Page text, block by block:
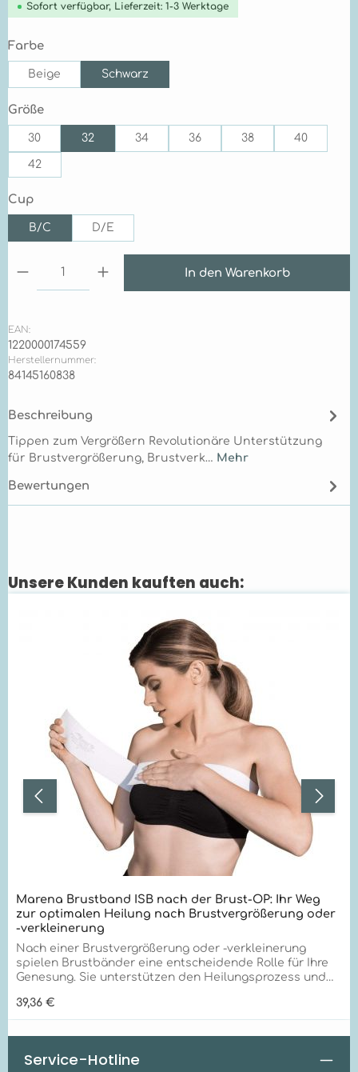
Sofort verfügbar, Lieferzeit: 1-3 Werktage
Farbeauswählen
Beige Schwarz
Größeauswählen
30 32 34 36 38 40
42
Cupauswählen
B/C D/E
Produkt Anzahl: Gib den gewünschten Wert
In den Warenkorb
EAN:
1220000174559
Herstellernummer:
84145160838
Beschreibung
Tippen zum Vergrößern Revolutionäre Unterstützung
für Brustvergrößerung, Brustverk… Mehr
Bewertungen
Produktgalerie überspringen
Unsere Kunden kauften auch:
Marena Brustband ISB nach der Brust-OP: Ihr Weg
zur optimalen Heilung nach Brustvergrößerung oder
-verkleinerung
Nach einer Brustvergrößerung oder -verkleinerung
spielen Brustbänder eine entscheidende Rolle für Ihre
Genesung. Sie unterstützen den Heilungsprozess und
Hier erfahren Sie alles Wichtige über die Anwendung
und Vorteile dieser speziellen Hilfsmittel. Warum
Brustbänder? Optimale Unterstützung für Ihre neue
Brustoperation die Verwendung eines Brustbandes
Regulärer Preis:
39,36 €
Service-Hotline